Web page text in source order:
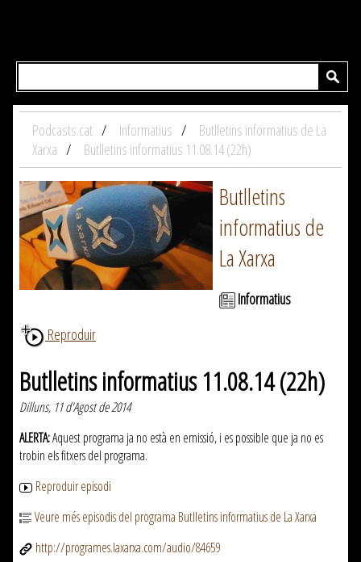
Podcasts.cat Informatius
Butlletins informatius de La
Xarxa
Butlletins informatius 11.08.14 (22h)
Butlletins
informatius de
La Xarxa
Informatius
Reproduir
Butlletins informatius 11.08.14 (22h)
Dilluns, 11 d'Agost de 2014
ALERTA:Aquest programa ja no està en emissió, i es possible que ja no es
trobin els fitxers del programa.
Reproduir episodi
Veure més episodis del programa Butlletins informatius de La Xarxa
http://programes.laxarxa.com/audio/84659